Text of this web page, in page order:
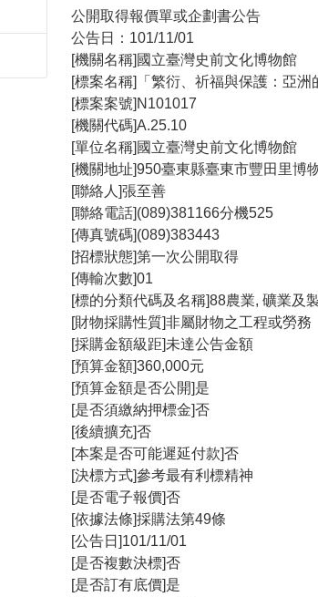
公開取得報價單或企劃書公告
公告日：101/11/01
[機關名稱]國立臺灣史前文化博物館
[標案名稱]「繁衍、祈福與保護：亞
[標案案號]N101017
[機關代碼]A.25.10
[單位名稱]國立臺灣史前文化博物館
[機關地址]950臺東縣臺東市豐田里博
[聯絡人]張至善
[聯絡電話](089)381166分機525
[傳真號碼](089)383443
[招標狀態]第一次公開取得
[傳輸次數]01
[標的分類代碼及名稱]88農業, 礦業及
[財物採購性質]非屬財物之工程或勞務
[採購金額級距]未達公告金額
[預算金額]360,000元
[預算金額是否公開]是
[是否須繳納押標金]否
[後續擴充]否
[本案是否可能遲延付款]否
[決標方式]參考最有利標精神
[是否電子報價]否
[依據法條]採購法第49條
[公告日]101/11/01
[是否複數決標]否
[是否訂有底價]是